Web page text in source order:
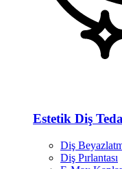
Estetik Diş
Diş
Diş Pırlantası